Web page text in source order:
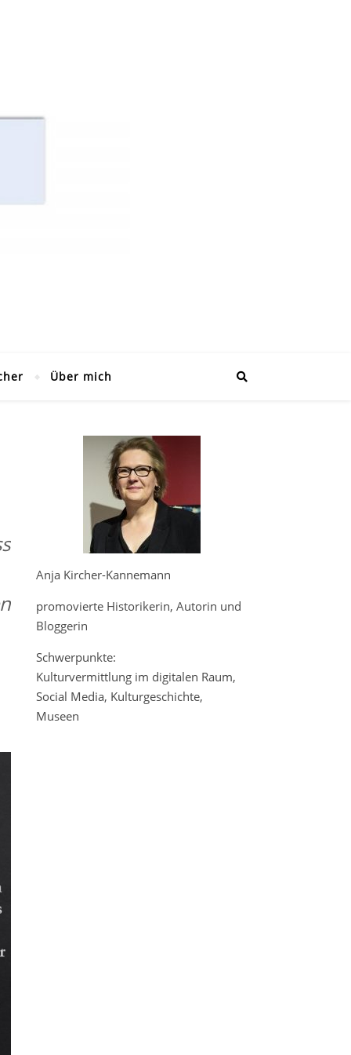
Über mich
Anja Kircher-Kannemann
promovierte Historikerin, Autorin und
Bloggerin
Schwerpunkte:
Kulturvermittlung im digitalen Raum,
Social Media, Kulturgeschichte,
Museen